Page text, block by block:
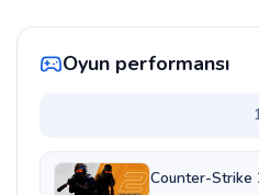
Oyun performansı
Counter-Strike